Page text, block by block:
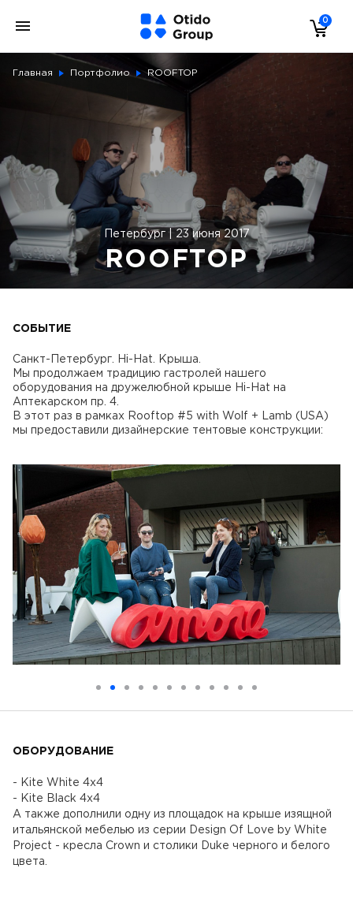
0
Главная Портфолио ROOFTOP
Петербург | 23 июня 2017
ROOFTOP
СОБЫТИЕ
Санкт-Петербург. Hi-Hat. Крыша.
Мы продолжаем традицию гастролей нашего
оборудования на дружелюбной крыше Hi-Hat на
Аптекарском пр. 4.
В этот раз в рамках Rooftop #5 with Wolf + Lamb (USA)
мы предоставили дизайнерские тентовые конструкции:
ОБОРУДОВАНИЕ
- Kite White 4x4
- Kite Black 4x4
А также дополнили одну из площадок на крыше изящной
итальянской мебелью из серии Design Of Love by White
Project - кресла Crown и столики Duke черного и белого
цвета.